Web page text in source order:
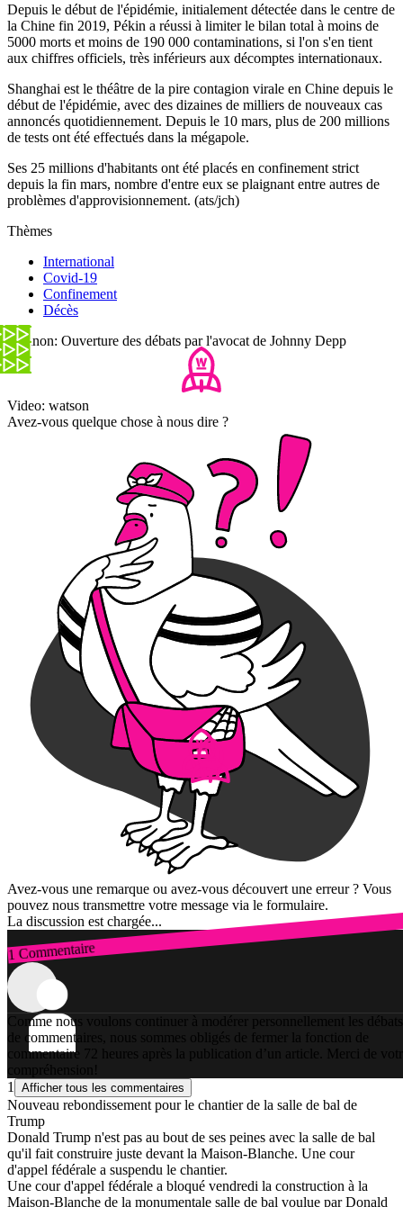
Depuis le début de l'épidémie, initialement détectée dans le centre de
la Chine fin 2019, Pékin a réussi à limiter le bilan total à moins de
5000 morts et moins de 190 000 contaminations, si l'on s'en tient
aux chiffres officiels, très inférieurs aux décomptes internationaux.
Shanghai est le théâtre de la pire contagion virale en Chine depuis le
début de l'épidémie, avec des dizaines de milliers de nouveaux cas
annoncés quotidiennement. Depuis le 10 mars, plus de 200 millions
de tests ont été effectués dans la mégapole.
Ses 25 millions d'habitants ont été placés en confinement strict
depuis la fin mars, nombre d'entre eux se plaignant entre autres de
problèmes d'approvisionnement. (ats/jch)
Thèmes
International
Covid-19
Confinement
Décès
Et sinon: Ouverture des débats par l'avocat de Johnny Depp
Video: watson
Avez-vous quelque chose à nous dire ?
Avez-vous une remarque ou avez-vous découvert une erreur ? Vous
pouvez nous transmettre votre message via le formulaire.
La discussion est chargée...
1 Commentaire
Connexion
Comme nous voulons continuer à modérer personnellement les débats
de commentaires, nous sommes obligés de fermer la fonction de
commentaire 72 heures après la publication d’un article. Merci de
compréhension!
1
Afficher tous les commentaires
Nouveau rebondissement pour le chantier de la salle de bal de
Trump
Donald Trump n'est pas au bout de ses peines avec la salle de bal
qu'il fait construire juste devant la Maison-Blanche. Une cour
d'appel fédérale a suspendu le chantier.
Une cour d'appel fédérale a bloqué vendredi la construction à la
Maison-Blanche de la monumentale salle de bal voulue par Donald